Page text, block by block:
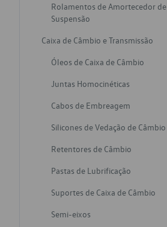
Rolamentos de Amortecedor de
Suspensão
Caixa de Câmbio e Transmissão
Óleos de Caixa de Câmbio
Juntas Homocinéticas
Cabos de Embreagem
Silicones de Vedação de Câmbio
Retentores de Câmbio
Pastas de Lubrificação
Suportes de Caixa de Câmbio
Semi-eixos